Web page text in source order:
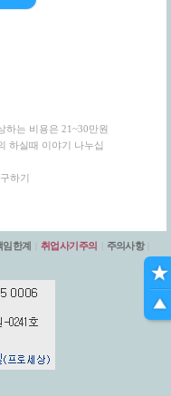
하는 비용은 21~30만원
하실때 이야기 나누십
하기
임한계 취업사기주의 주의사항